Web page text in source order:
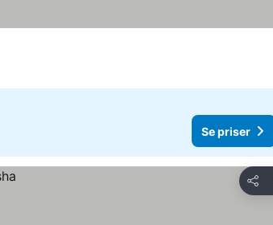
Se priser
Dela